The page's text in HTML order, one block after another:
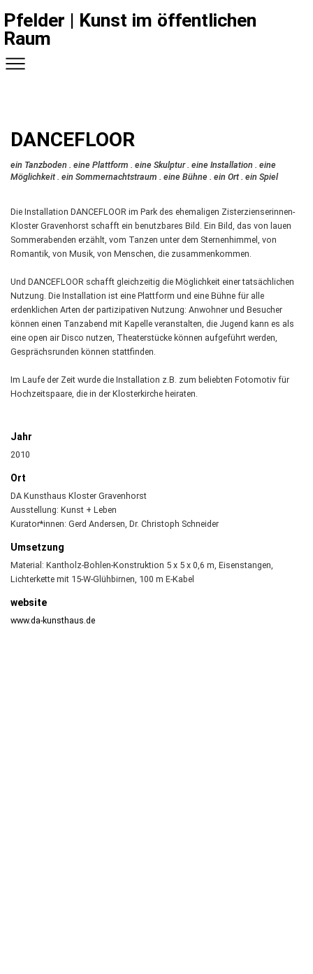
Pfelder | Kunst im öffentlichen
Raum
DANCEFLOOR
ein Tanzboden . eine Plattform . eine Skulptur . eine Installation . eine
Möglichkeit . ein Sommernachtstraum . eine Bühne . ein Ort . ein Spiel
Die Installation DANCEFLOOR im Park des ehemaligen Zisterzienserinnen-
Kloster Gravenhorst schafft ein benutzbares Bild. Ein Bild, das von lauen
Sommerabenden erzählt, vom Tanzen unter dem Sternenhimmel, von
Romantik, von Musik, von Menschen, die zusammenkommen.
Und DANCEFLOOR schafft gleichzeitig die Möglichkeit einer tatsächlichen
Nutzung. Die Installation ist eine Plattform und eine Bühne für alle
erdenklichen Arten der partizipativen Nutzung: Anwohner und Besucher
können einen Tanzabend mit Kapelle veranstalten, die Jugend kann es als
eine open air Disco nutzen, Theaterstücke können aufgeführt werden,
Gesprächsrunden können stattfinden.
Im Laufe der Zeit wurde die Installation z.B. zum beliebten Fotomotiv für
Hochzeitspaare, die in der Klosterkirche heiraten.
Jahr
2010
Ort
DA Kunsthaus Kloster Gravenhorst
Ausstellung: Kunst + Leben
Kurator*innen: Gerd Andersen, Dr. Christoph Schneider
Umsetzung
Material: Kantholz-Bohlen-Konstruktion 5 x 5 x 0,6 m, Eisenstangen,
Lichterkette mit 15-W-Glühbirnen, 100 m E-Kabel
website
www.da-kunsthaus.de